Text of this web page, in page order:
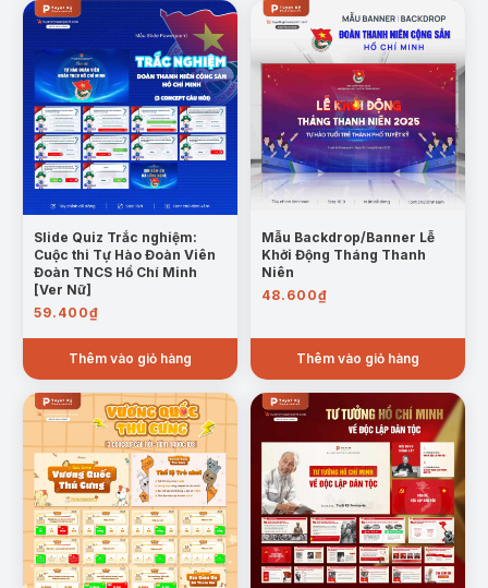
Slide Quiz Trắc nghiệm:
Cuộc thi Tự Hào Đoàn Viên
Đoàn TNCS Hồ Chí Minh
[Ver Nữ]
59.400₫
Thêm vào giỏ hàng
Mẫu Backdrop/Banner Lễ
Khởi Động Tháng Thanh
Niên
48.600₫
Thêm vào giỏ hàng